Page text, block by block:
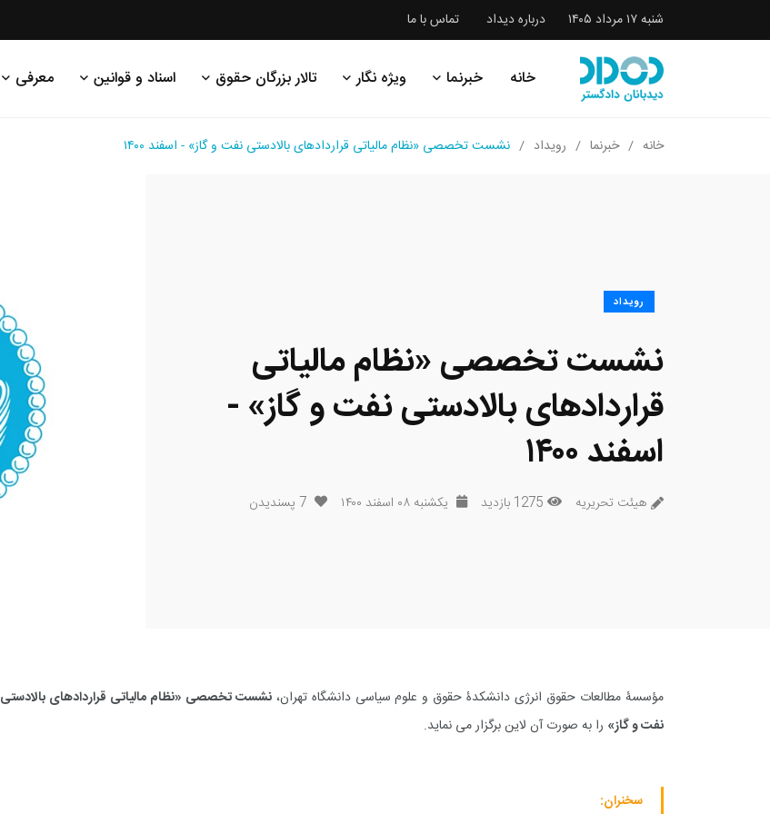
شنبه ۱۷ مرداد ۱۴۰۵ درباره دیداد تماس با ما
خانه خبرنما ویژه نگار تالار بزرگان حقوق اسناد و قوانین معرفی
خانه خبرنما رویداد نشست تخصصی «نظام مالیاتی قراردادهای بالادستی نفت و گاز» - اسفند ۱۴۰۰
رویداد
نشست تخصصی «نظام مالیاتی
قراردادهای بالادستی نفت و گاز» -
اسفند ۱۴۰۰
هیئت تحریریه 1275 بازدید یکشنبه ۰۸ اسفند ۱۴۰۰ 7 پسندیدن
مؤسسۀ مطالعات حقوق انرژی دانشکدۀ حقوق و علوم سیاسی دانشگاه تهران،نشست تخصصی «نظام مالیاتی قراردادهای بالادستی
نفت و گاز» را به صورت آن لاین برگزار می نماید.
سخنران: